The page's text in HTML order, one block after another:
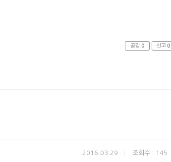
공감 0 신고 0
2016.03.29 조회수 : 145